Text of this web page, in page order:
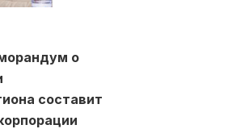
о
составит